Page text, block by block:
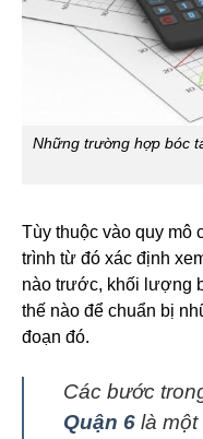
Những trường hợp bóc
Tùy thuộc vào quy mô
trình từ đó xác định
nào trước, khối lượng
thế nào để chuẩn bị
đoạn đó.
Các bước
Quận 6 là một